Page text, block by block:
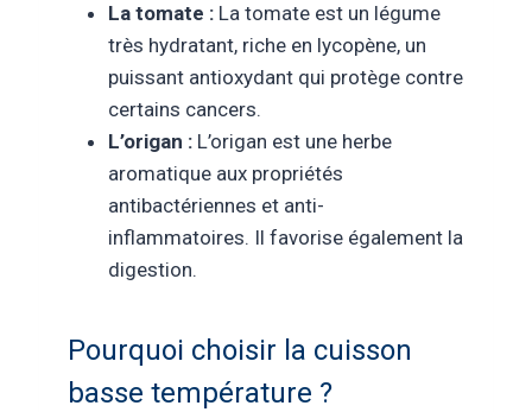
La tomate : La tomate est un légume
très hydratant, riche en lycopène, un
puissant antioxydant qui protège contre
certains cancers.
L’origan : L’origan est une herbe
aromatique aux propriétés
antibactériennes et anti-
inflammatoires. Il favorise également la
digestion.
Pourquoi choisir la cuisson
basse température ?